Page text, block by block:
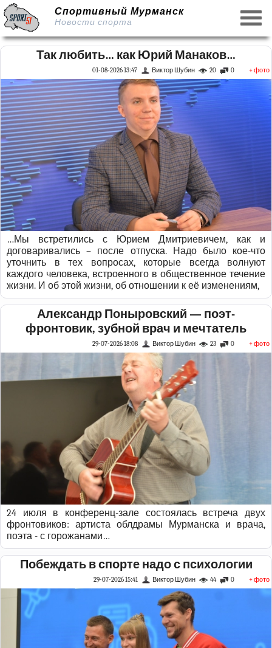
Спортивный Мурманск
Новости спорта
Так любить… как Юрий Манаков…
+ фото
0
20
Виктор Шубин
01-08-2026 13:47
…Мы встретились с Юрием Дмитриевичем, как и
договаривались – после отпуска. Надо было кое-что
уточнить в тех вопросах, которые всегда волнуют
каждого человека, встроенного в общественное течение
жизни. И об этой жизни, об отношении к её изменениям,
Александр Поныровский — поэт-
фронтовик, зубной врач и мечтатель
+ фото
0
23
Виктор Шубин
29-07-2026 18:08
24 июля в конференц-зале состоялась встреча двух
фронтовиков: артиста облдрамы Мурманска и врача,
поэта - с горожанами…
Побеждать в спорте надо с психологии
+ фото
0
44
Виктор Шубин
29-07-2026 15:41